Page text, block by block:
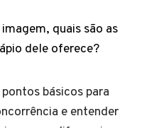
quais são as
dele oferece?
básicos para
e entender